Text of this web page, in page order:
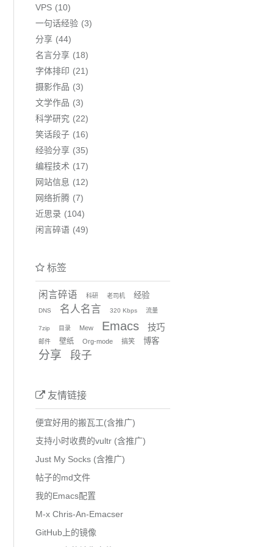
NoPOP
VPS
10
一句话经验
3
分享
44
名言分享
18
字体排印
21
摄影作品
3
文学作品
3
科学研究
22
笑话段子
16
经验分享
35
编程技术
17
网站信息
12
网络折腾
7
近思录
104
闲言碎语
49
标签
闲言碎语 科研 老司机 经验
DNS 名人名言 320 Kbps 流量
7zip 目录 Mew Emacs 技巧
邮件 壁纸 Org-mode 搞笑 博客
分享 段子
友情链接
便宜好用的搬瓦工(含推广)
支持小时收费的vultr (含推广)
Just My Socks (含推广)
帖子的md文件
我的Emacs配置
M-x Chris-An-Emacser
GitHub上的镜像